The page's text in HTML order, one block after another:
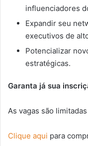
influenciadores
Expandir seu
executivos de
Potencializar
estratégicas.
Garanta já sua
As vagas são
Clique aqui para